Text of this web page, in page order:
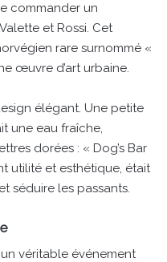
commander un
et Rossi. Cet
rare surnommé «
œuvre d’art urbaine.
élégant. Une petite
une eau fraîche,
dorées : « Dog’s Bar
utilité et esthétique, était
séduire les passants.
un véritable événement